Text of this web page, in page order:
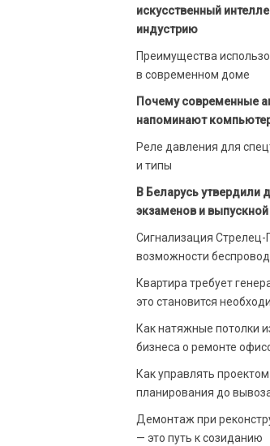
искусственный
индустрию
Преимущества
в современном доме
Почему современные
напоминают
Реле давления для
и типы
В Беларусь утвердили
экзаменов и
Сигнализация Стрелец-
возможности
Квартира требует
это становится
Как натяжные потолки
бизнеса о ремонте
Как управлять
планирования до
Демонтаж при
— это путь к созиданию